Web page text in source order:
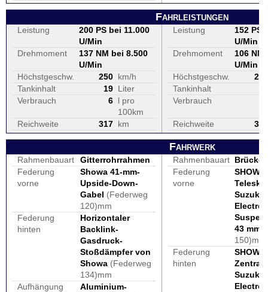
Fahrleistungen
Leistung
200 PS bei 11.000
U/Min
Drehmoment
137 NM bei 8.500
U/Min
Höchstgeschw.
250 km/h
Tankinhalt
19 Liter
Verbrauch
6 l pro
100km
Reichweite
317 km
Leistung
152 PS
U/Min
Drehmoment
106 NM
U/Min
Höchstgeschw.
240
Tankinhalt
Verbrauch
Reichweite 305
Fahrwerk
Rahmenbauart
Gitterrohrrahmen
Federung
vorne
Showa 41-mm-
Upside-Down-
Gabel (Federweg
120)mm
Federung
hinten
Horizontaler
Backlink-
Gasdruck-
Stoßdämpfer von
Showa (Federweg
134)mm
Aufhängung
Aluminium-
Rahmenbauart
Federung
vorne
SHOWA
Suzuki
43 mm
150)mm
Federung
hinten
Suzuki